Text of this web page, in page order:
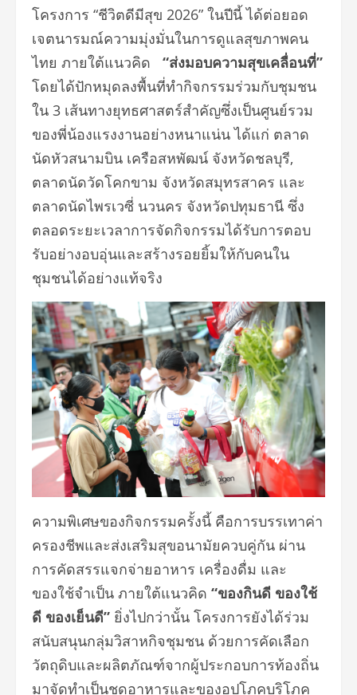
โครงการ “ชีวิตดีมีสุข 2026” ในปีนี้ ได้ต่อยอด
เจตนารมณ์ความมุ่งมั่นในการดูแลสุขภาพคน
ไทย ภายใต้แนวคิด “ส่งมอบความสุขเคลื่อนที่”
โดยได้ปักหมุดลงพื้นที่ทำกิจกรรมร่วมกับชุมชน
ใน 3 เส้นทางยุทธศาสตร์สำคัญซึ่งเป็นศูนย์รวม
ของพี่น้องแรงงานอย่างหนาแน่น ได้แก่ ตลาด
นัดหัวสนามบิน เครือสหพัฒน์ จังหวัดชลบุรี,
ตลาดนัดวัดโคกขาม จังหวัดสมุทรสาคร และ
ตลาดนัดไพรเวซี่ นวนคร จังหวัดปทุมธานี ซึ่ง
ตลอดระยะเวลาการจัดกิจกรรมได้รับการตอบ
รับอย่างอบอุ่นและสร้างรอยยิ้มให้กับคนใน
ชุมชนได้อย่างแท้จริง
ความพิเศษของกิจกรรมครั้งนี้ คือการบรรเทาค่า
ครองชีพและส่งเสริมสุขอนามัยควบคู่กัน ผ่าน
การคัดสรรแจกจ่ายอาหาร เครื่องดื่ม และ
ของใช้จำเป็น ภายใต้แนวคิด “ของกินดี ของใช้
ดี ของเย็นดี” ยิ่งไปกว่านั้น โครงการยังได้ร่วม
สนับสนุนกลุ่มวิสาหกิจชุมชน ด้วยการคัดเลือก
วัตถุดิบและผลิตภัณฑ์จากผู้ประกอบการท้องถิ่น
มาจัดทำเป็นชุดอาหารและของอุปโภคบริโภค